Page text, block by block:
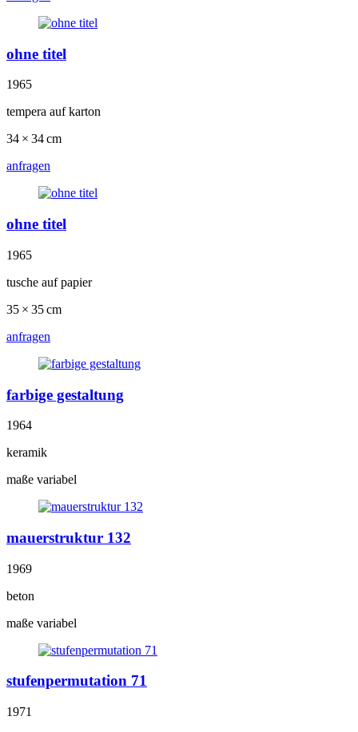
ohne titel
1965
tempera auf karton
34 × 34 cm
anfragen
ohne titel
1965
tusche auf papier
35 × 35 cm
anfragen
farbige gestaltung
1964
keramik
maße variabel
mauerstruktur 132
1969
beton
maße variabel
stufenpermutation 71
1971